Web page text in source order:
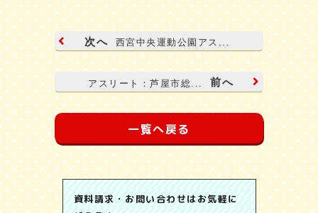
次へ 西宮中央運動公園アス...
アスリート：芦屋市総... 前へ
一覧へ戻る
資料請求・お問い合わせはお気軽に